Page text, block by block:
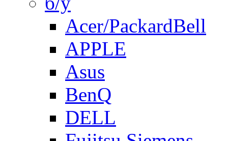
Acer/PackardBell
APPLE
Asus
BenQ
DELL